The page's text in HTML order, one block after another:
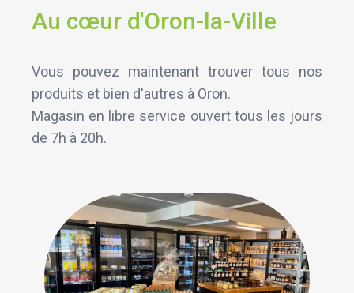
Au cœur d'Oron-la-Ville
Vous pouvez maintenant trouver tous nos
produits et bien d'autres à Oron.
Magasin en libre service ouvert tous les jours
de 7h à 20h.